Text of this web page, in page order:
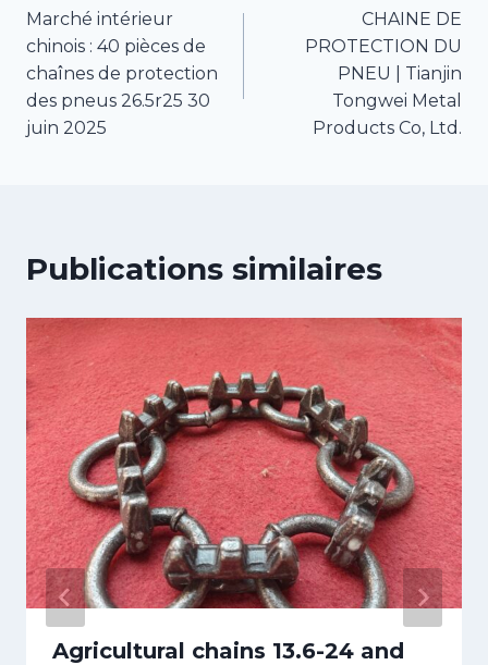
de
l’article
Marché intérieur
chinois : 40 pièces de
chaînes de protection
des pneus 26.5r25 30
juin 2025
CHAINE DE
PROTECTION DU
PNEU | Tianjin
Tongwei Metal
Products Co, Ltd.
Publications similaires
Agricultural chains 13.6-24 and